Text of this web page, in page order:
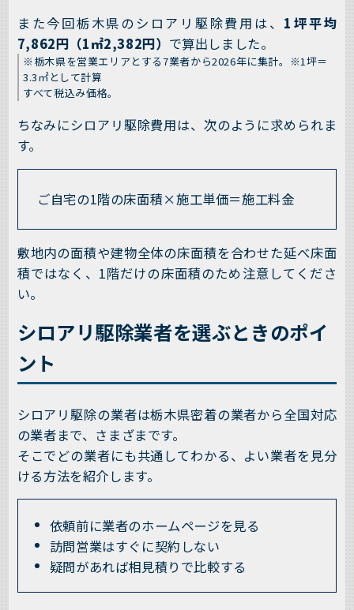
また今回栃木県のシロアリ駆除費用は、 1坪平均
7,862円（1㎡2,382円） で算出しました。
※栃木県を営業エリアとする7業者から2026年に集計。※1坪＝
3.3㎡として計算
すべて税込み価格。
ちなみにシロアリ駆除費用は、次のように求められま
す。
ご自宅の1階の床面積×施工単価＝施工料金
敷地内の面積や建物全体の床面積を合わせた延べ床面
積ではなく、1階だけの床面積のため注意してくださ
い。
シロアリ駆除業者を選ぶときのポイ
ント
シロアリ駆除の業者は栃木県密着の業者から全国対応
の業者まで、さまざまです。
そこでどの業者にも共通してわかる、よい業者を見分
ける方法を紹介します。
依頼前に業者のホームページを見る
訪問営業はすぐに契約しない
疑問があれば相見積りで比較する